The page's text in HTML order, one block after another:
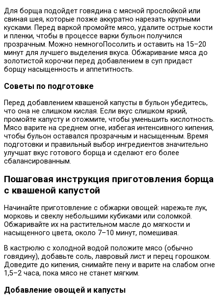
Для борща подойдет говядина с мясной прослойкой или
свиная шея, которые позже аккуратно нарезать крупными
кусками. Перед варкой промойте мясо, удалите острые кости
и пленки, чтобы в процессе варки бульон получился
прозрачным. Можно немногоПосолить и оставить на 15–20
минут для лучшего выделения вкуса. Обжаривание мяса до
золотистой корочки перед добавлением в суп придаст
борщу насыщенность и аппетитность.
Советы по подготовке
Перед добавлением квашеной капусты в бульон убедитесь,
что она не слишком кислая. Если вкус слишком яркий,
промойте капусту и отожмите, чтобы уменьшить кислотность.
Мясо варите на среднем огне, избегая интенсивного кипения,
чтобы бульон оставался прозрачным и насыщенным. Время
подготовки и правильный выбор ингредиентов значительно
улучшат вкус готового борща и сделают его более
сбалансированным.
Пошаговая инструкция приготовления борща
с квашеной капустой
Начинайте приготовление с обжарки овощей: нарежьте лук,
морковь и свеклу небольшими кубиками или соломкой.
Обжаривайте их на растительном масле до мягкости и
насыщенного цвета, около 7–10 минут, помешивая.
В кастрюлю с холодной водой положите мясо (обычно
говядину), добавьте соль, лавровый лист и перец горошком.
Доведите до кипения, снимайте пену и варите на слабом огне
1,5–2 часа, пока мясо не станет мягким.
Добавление овощей и капусты